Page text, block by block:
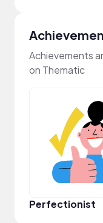
Achievements
on Thematic
Perfectionist